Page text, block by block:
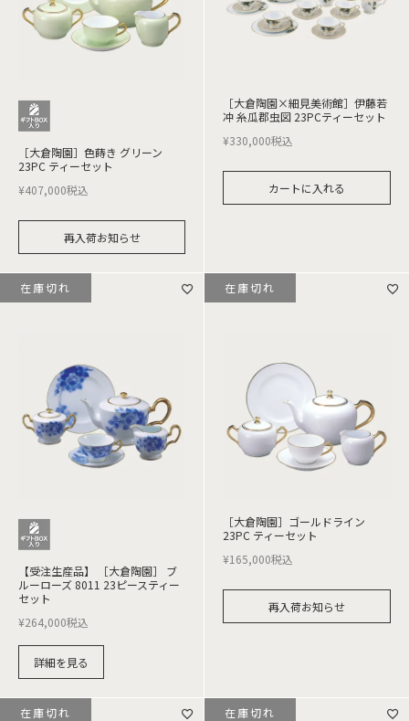
［大倉陶園］色蒔き グリーン
23PC ティーセット
¥407,000税込
再入荷お知らせ
［大倉陶園×細見美術館］伊藤若
冲 糸瓜郡虫図 23PCティーセット
¥330,000税込
カートに入れる
【受注生産品】 ［大倉陶園］ ブ
ルーローズ 8011 23ピースティー
セット
¥264,000税込
詳細を見る
在庫切れ
［大倉陶園］ゴールドライン
23PC ティーセット
¥165,000税込
再入荷お知らせ
在庫切れ
在庫切れ 在庫切れ